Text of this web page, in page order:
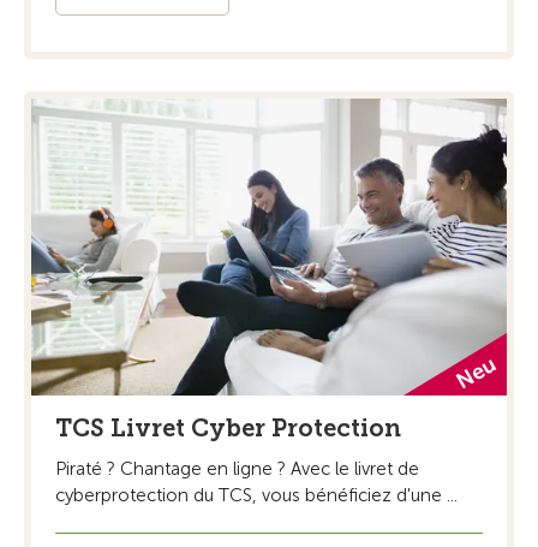
TCS Livret Cyber Protection
Piraté ? Chantage en ligne ? Avec le livret de
cyberprotection du TCS, vous bénéficiez d'une ...